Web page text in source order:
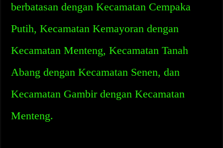
berbatasan dengan Kecamatan Cempaka
Putih, Kecamatan Kemayoran dengan
Kecamatan Menteng, Kecamatan Tanah
Abang dengan Kecamatan Senen, dan
Kecamatan Gambir dengan Kecamatan
Menteng.